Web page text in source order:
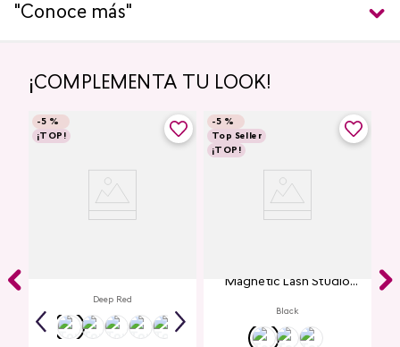
"Conoce más"
¡COMPLEMENTA TU LOOK!
-5 %
¡TOP!
Deep Red
-5 %
Top Seller
¡TOP!
Magnetic Lash Studio
Black